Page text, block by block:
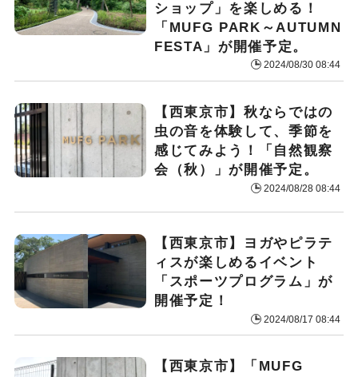
ショップ」を楽しめる！
「MUFG PARK～AUTUMN
FESTA」が開催予定。
2024/08/30 08:44
【西東京市】秋ならではの
虫の音を体験して、季節を
感じてみよう！「自然観察
会（秋）」が開催予定。
2024/08/28 08:44
【西東京市】ヨガやピラテ
ィスが楽しめるイベント
「スポーツプログラム」が
開催予定！
2024/08/17 08:44
【西東京市】「MUFG